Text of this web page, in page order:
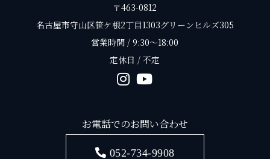
〒463-0812
名古屋市守山区笹ケ根2丁目1303グリーンヒルズ305
営業時間 / 9:30〜18:00
定休日 / 不定
お電話でのお問い合わせ
052-734-9908